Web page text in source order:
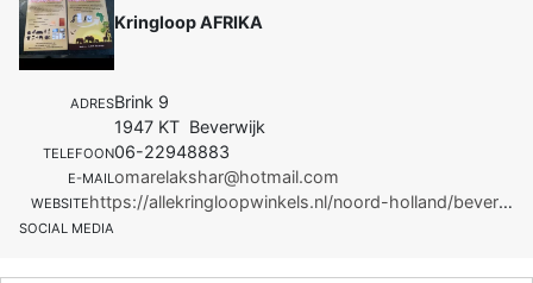
Kringloop AFRIKA
ADRESBrink 9
1947 KT Beverwijk
TELEFOON06-22948883
E-MAILomarelakshar@hotmail.com
WEBSITE https://allekringloopwinkels.nl/noord-holland/beverwijk/kringloop-afrika
SOCIAL MEDIA